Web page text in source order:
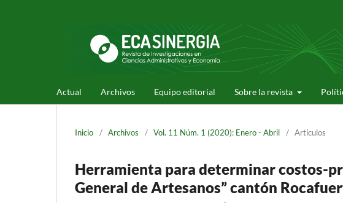
Actual Archivos Equipo editorial Sobre la revista
Inicio / Archivos / Vol. 11 Núm. 1 (2020): Enero - Abril / Artículos
Herramienta para determinar costos-
General de Artesanos” cantón